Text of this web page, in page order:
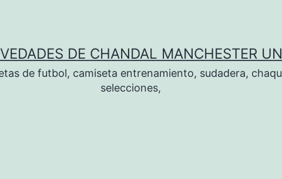
DE CHANDAL MANCHESTER
de futbol, camiseta entrenamiento, sudadera,
selecciones,